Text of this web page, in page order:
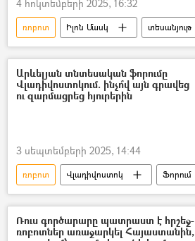
4 հոկտեմբերի 2025, 16:32
ռոբոտ Իլոն Մասկ
տեսանյութ
Տեսանյութեր
Արևելյան տնտեսական ֆորումը
Վլադիվոստոկում. ինչո՞վ այն գրավեց
ու զարմացրեց հյուրերին
3 սեպտեմբերի 2025, 14:44
ռոբոտ Վլադիվոստոկ
Ֆորում
Արևելյան տնտեսական ֆորում
Ռուսաստան
Ռուս գործարարը պատրաստ է հրշեջ-
ռոբոտներ առաջարկել Հայաստանին,